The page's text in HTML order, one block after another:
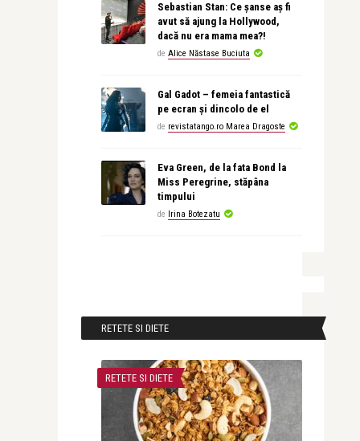
Sebastian Stan: Ce șanse aș fi
avut să ajung la Hollywood,
dacă nu era mama mea?!
de Alice Năstase Buciuta
Gal Gadot – femeia fantastică
pe ecran și dincolo de el
de revistatango.ro Marea Dragoste
Eva Green, de la fata Bond la
Miss Peregrine, stăpâna
timpului
de Irina Botezatu
RETETE SI DIETE
RETETE SI DIETE